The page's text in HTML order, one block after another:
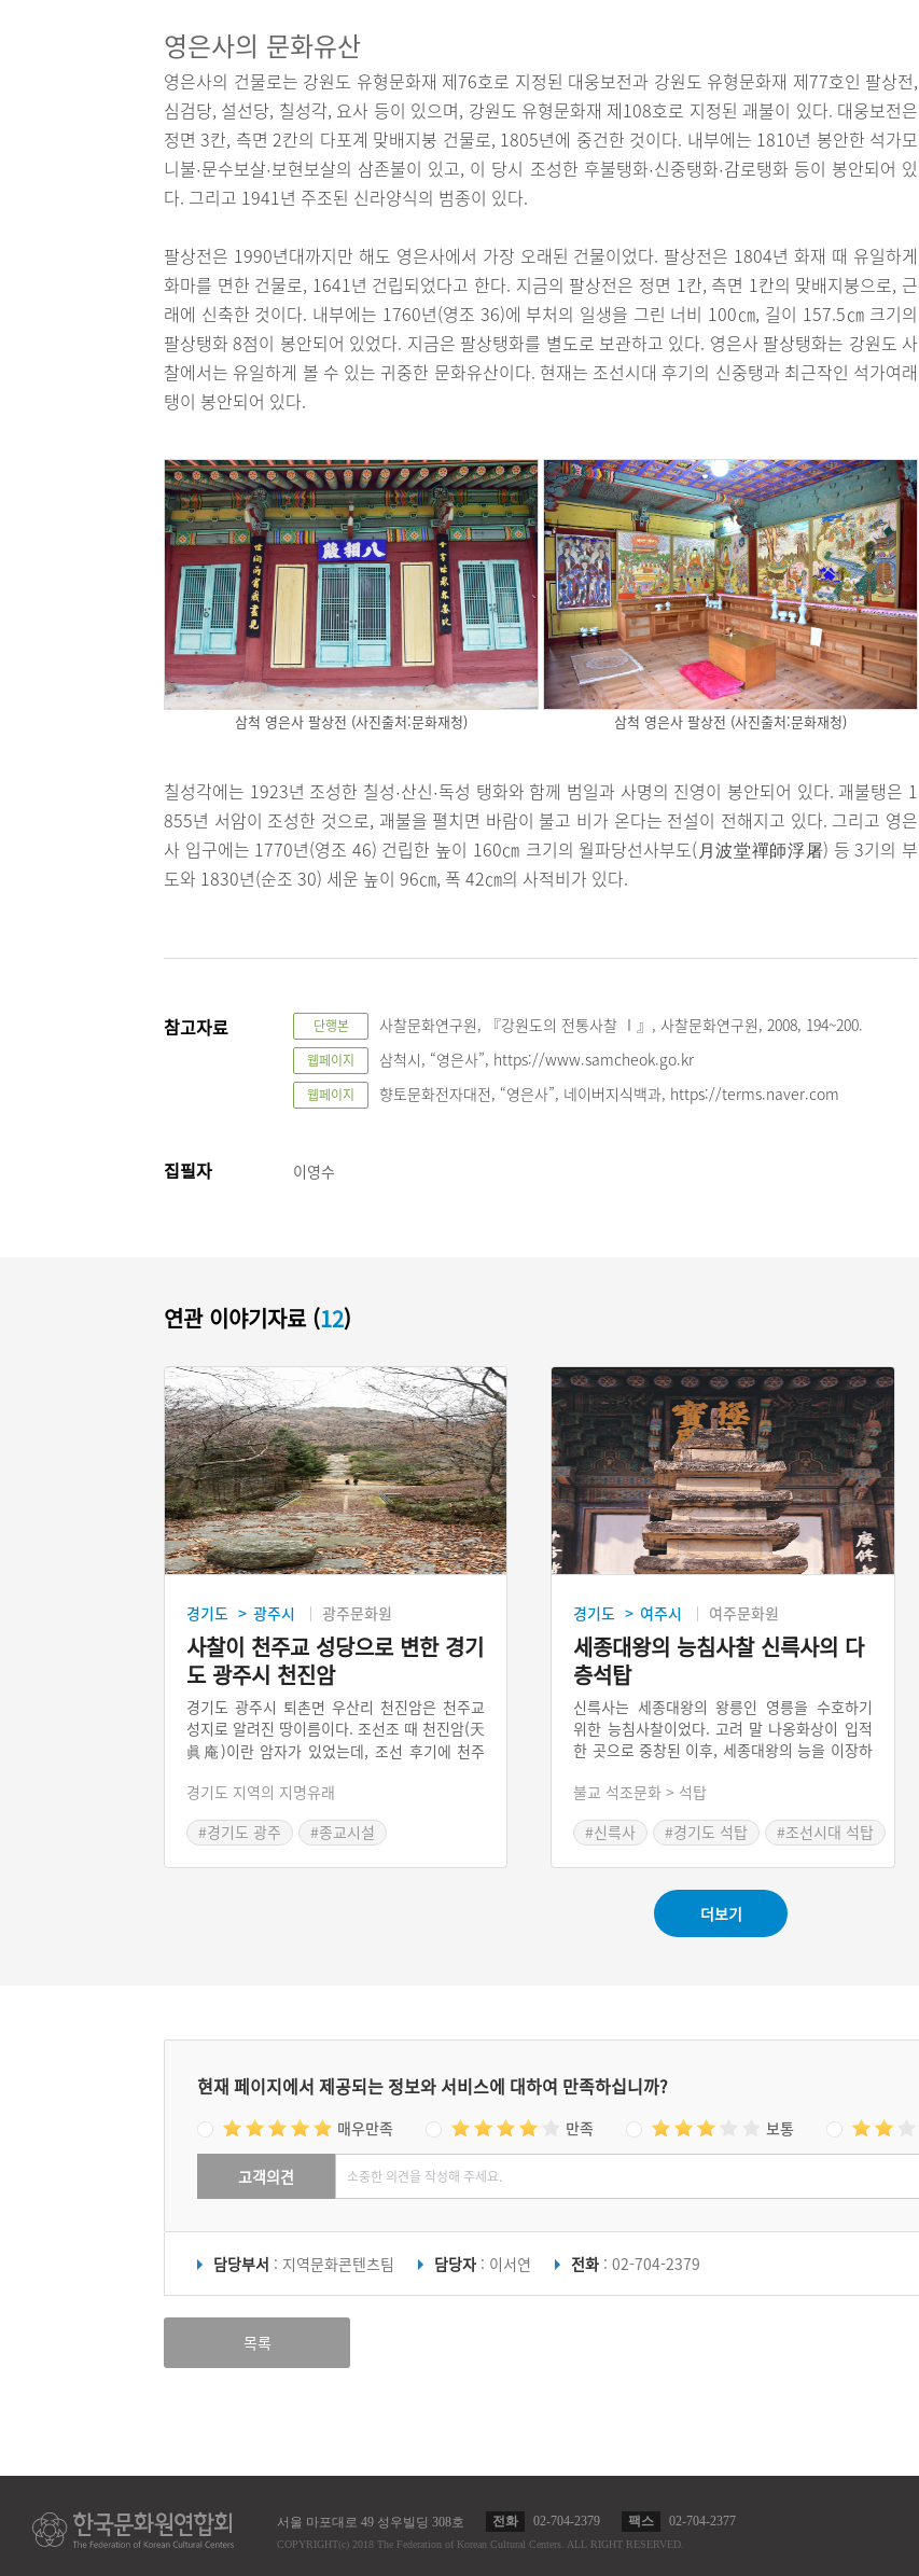
영은사의 문화유산
영은사의 건물로는 강원도 유형문화재 제76호로 지정된 대웅보전과 강원도 유형문화재 제77호인 팔상전,
심검당, 설선당, 칠성각, 요사 등이 있으며, 강원도 유형문화재 제108호로 지정된 괘불이 있다. 대웅보전은
정면 3칸, 측면 2칸의 다포계 맞배지붕 건물로, 1805년에 중건한 것이다. 내부에는 1810년 봉안한 석가모
니불·문수보살·보현보살의 삼존불이 있고, 이 당시 조성한 후불탱화·신중탱화·감로탱화 등이 봉안되어 있
다. 그리고 1941년 주조된 신라양식의 범종이 있다.
팔상전은 1990년대까지만 해도 영은사에서 가장 오래된 건물이었다. 팔상전은 1804년 화재 때 유일하게
화마를 면한 건물로, 1641년 건립되었다고 한다. 지금의 팔상전은 정면 1칸, 측면 1칸의 맞배지붕으로, 근
래에 신축한 것이다. 내부에는 1760년(영조 36)에 부처의 일생을 그린 너비 100㎝, 길이 157.5㎝ 크기의
팔상탱화 8점이 봉안되어 있었다. 지금은 팔상탱화를 별도로 보관하고 있다. 영은사 팔상탱화는 강원도 사
찰에서는 유일하게 볼 수 있는 귀중한 문화유산이다. 현재는 조선시대 후기의 신중탱과 최근작인 석가여래
탱이 봉안되어 있다.
삼척 영은사 팔상전 (사진출처:문화재청) 삼척 영은사 팔상전 (사진출처:문화재청)
칠성각에는 1923년 조성한 칠성·산신·독성 탱화와 함께 범일과 사명의 진영이 봉안되어 있다. 괘불탱은 1
855년 서암이 조성한 것으로, 괘불을 펼치면 바람이 불고 비가 온다는 전설이 전해지고 있다. 그리고 영은
사 입구에는 1770년(영조 46) 건립한 높이 160㎝ 크기의 월파당선사부도(月波堂禪師浮屠) 등 3기의 부
도와 1830년(순조 30) 세운 높이 96㎝, 폭 42㎝의 사적비가 있다.
참고자료 단행본 사찰문화연구원, 『강원도의 전통사찰 Ⅰ』, 사찰문화연구원, 2008, 194~200.
웹페이지 삼척시, “영은사”, https://www.samcheok.go.kr
웹페이지 향토문화전자대전, “영은사”, 네이버지식백과, https://terms.naver.com
집필자 이영수
연관 이야기자료 (12)
경기도 > 광주시 광주문화원
사찰이 천주교 성당으로 변한 경기
도 광주시 천진암
경기도 광주시 퇴촌면 우산리 천진암은 천주교
성지로 알려진 땅이름이다. 조선조 때 천진암(天
眞庵)이란 암자가 있었는데, 조선 후기에 천주
기서 기도를 올리고 천주교 관련 공부를 했다.
그중에는 정약용 형제들도 있다. 스님들이 천주
교인을 숨겨 주었다가 희생되었다는 이야기도
경기도 지역의 지명유래
#경기도 광주
#종교시설
경기도 > 여주시 여주문화원
세종대왕의 능침사찰 신륵사의 다
층석탑
신륵사는 세종대왕의 왕릉인 영릉을 수호하기
위한 능침사찰이었다. 고려 말 나옹화상이 입적
한 곳으로 중창된 이후, 세종대왕의 능을 이장하
수호 역할을 부여했다. 다층석탑은 대리석을 재
료로 사용했으며, 고려 말 경천사지 십층석탑 양
식을 계승해 수미단을 기단으로 삼고, 그 위로
의 관련이 높고, 성종 3년(1472)에 이루어진 신
륵사 중창을 염두에 둔다면 석탑 역시 함께 조성
불교 석조문화 > 석탑
#신륵사
#경기도 석탑 #조선시대 석탑
더보기
현재 페이지에서 제공되는 정보와 서비스에 대하여 만족하십니까?
매우만족 만족 보통
고객의견
담당부서 : 지역문화콘텐츠팀 담당자 : 이서연 전화 : 02-704-2379
목록
서울 마포대로 49 성우빌딩 308호 전화 02-704-2379 팩스 02-704-2377
COPYRIGHT(c) 2018 The Federation of Korean Cultural Centers. ALL RIGHT RESERVED.